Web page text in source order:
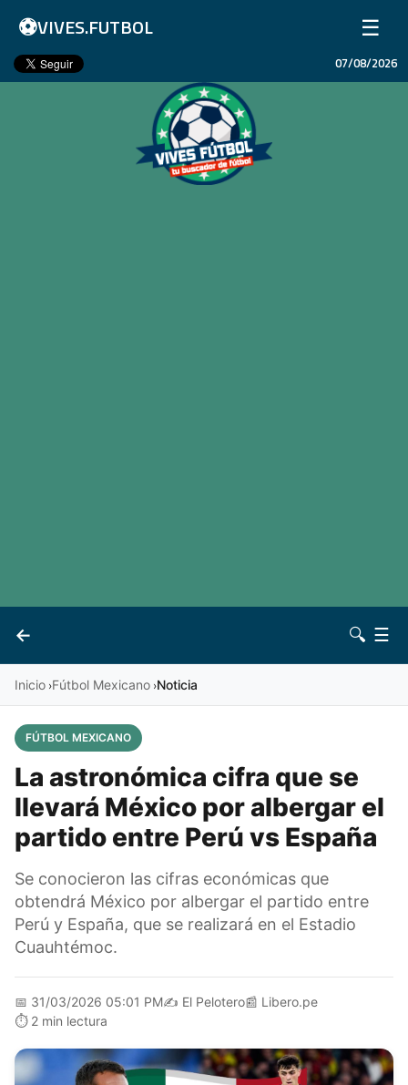
⚽VIVES.FUTBOL ☰
Inicio
07/08/2026
←
Vives 🔍 ☰
Inicio ›Fútbol Mexicano ›Noticia
FÚTBOL MEXICANO
La astronómica cifra que se
llevará México por albergar el
partido entre Perú vs España
Se conocieron las cifras económicas que
obtendrá México por albergar el partido entre
Perú y España, que se realizará en el Estadio
Cuauhtémoc.
📅 31/03/2026 05:01 PM✍️ El Pelotero📰 Libero.pe
⏱️ 2 min lectura